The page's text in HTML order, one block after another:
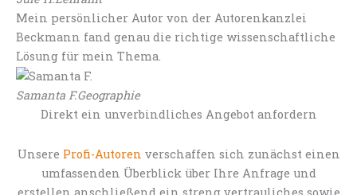
Mein persönlicher Autor von der Autorenkanzlei
Beckmann fand genau die richtige wissenschaftliche
Lösung für mein Thema.
Samanta F.Geographie
Direkt ein unverbindliches Angebot anfordern
Unsere Profi-Autoren verschaffen sich zunächst einen
umfassenden Überblick über Ihre Anfrage und
erstellen anschließend ein streng vertrauliches sowie